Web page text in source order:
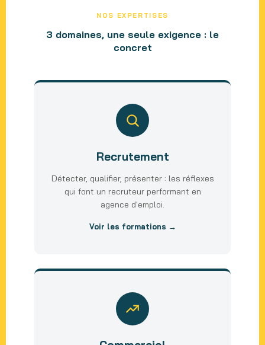
NOS EXPERTISES
3 domaines, une seule exigence : le
concret
Recrutement
Détecter, qualifier, présenter : les réflexes
qui font un recruteur performant en
agence d'emploi.
Voir les formations →